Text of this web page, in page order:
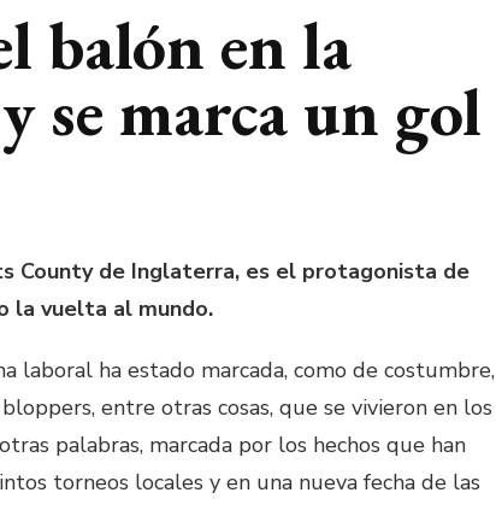
balón en la
se marca un gol
County de Inglaterra, es el protagonista de
la vuelta al mundo.
laboral ha estado marcada, como de costumbre,
entre otras cosas, que se vivieron en los
palabras, marcada por los hechos que han
torneos locales y en una nueva fecha de las